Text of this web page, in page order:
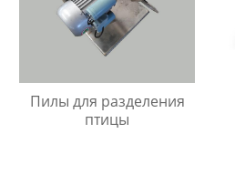
Пилы для разделения
птицы